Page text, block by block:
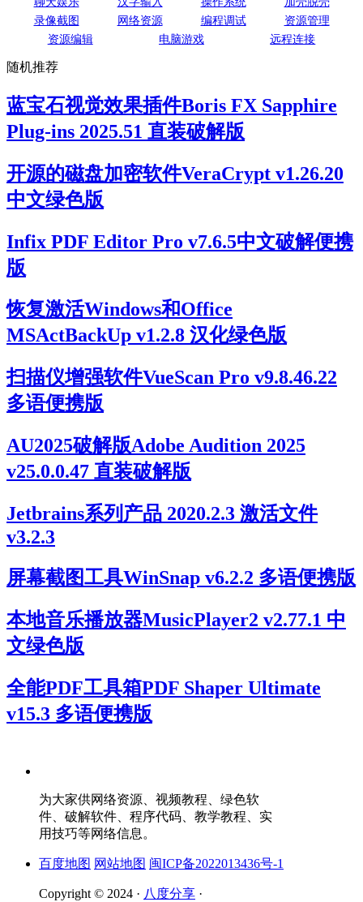
录像截图
网络资源 编程调试
资源管理
资源编辑
电脑游戏 远程连接
随机推荐
蓝宝石视觉效果插件Boris FX Sapphire
Plug-ins 2025.51 直装破解版
开源的磁盘加密软件VeraCrypt v1.26.20
中文绿色版
Infix PDF Editor Pro v7.6.5中文破解便携
版
恢复激活Windows和Office
MSActBackUp v1.2.8 汉化绿色版
扫描仪增强软件VueScan Pro v9.8.46.22
多语便携版
AU2025破解版Adobe Audition 2025
v25.0.0.47 直装破解版
Jetbrains系列产品 2020.2.3 激活文件
v3.2.3
屏幕截图工具WinSnap v6.2.2 多语便携版
本地音乐播放器MusicPlayer2 v2.77.1 中
文绿色版
全能PDF工具箱PDF Shaper Ultimate
v15.3 多语便携版
为大家供网络资源、视频教程、绿色软
件、破解软件、程序代码、教学教程、实
用技巧等网络信息。
百度地图 网站地图 闽ICP备2022013436号-1
Copyright © 2024 · 八度分享 ·